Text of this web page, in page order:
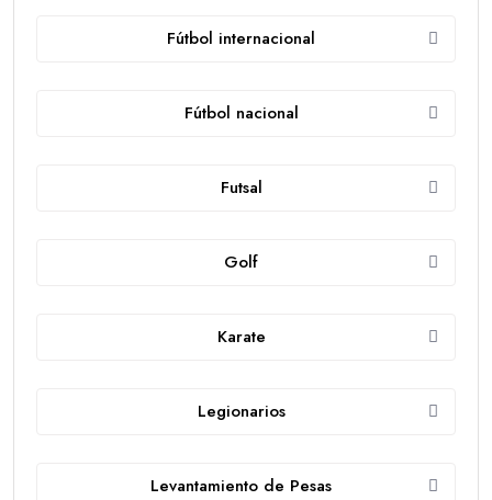
Fútbol internacional
Fútbol nacional
Futsal
Golf
Karate
Legionarios
Levantamiento de Pesas